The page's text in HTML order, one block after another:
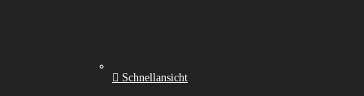
Schnellansicht